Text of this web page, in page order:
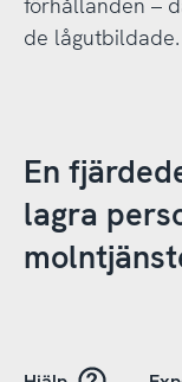
de lågutbildade.
En
lagra